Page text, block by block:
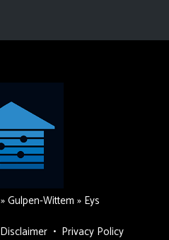
»Gulpen-Wittem » Eys
Disclaimer • Privacy Policy